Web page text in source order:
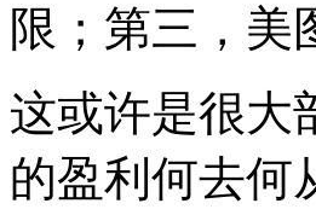
限；第三，美
这或许是很大
的盈利何去何